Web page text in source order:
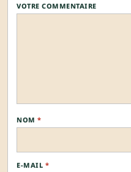
VOTRE COMMENTAIRE
NOM *
E-MAIL *